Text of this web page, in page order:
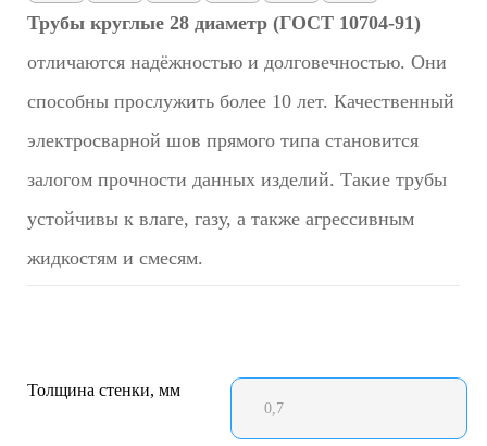
Трубы круглые 28 диаметр (ГОСТ 10704-91)
отличаются надёжностью и долговечностью. Они
способны прослужить более 10 лет. Качественный
электросварной шов прямого типа становится
залогом прочности данных изделий. Такие трубы
устойчивы к влаге, газу, а также агрессивным
жидкостям и смесям.
Толщина стенки, мм
0,7